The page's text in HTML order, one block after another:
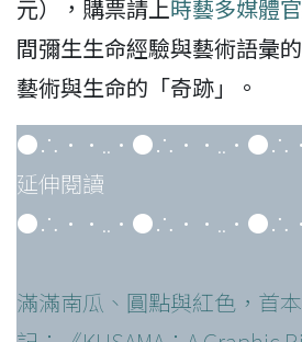
元），購票請上時藝多媒體
間彌生生命經驗與藝術語彙
藝術與生命的「奇跡」。
延伸閱讀
滿滿南瓜、圓點與紅色，首